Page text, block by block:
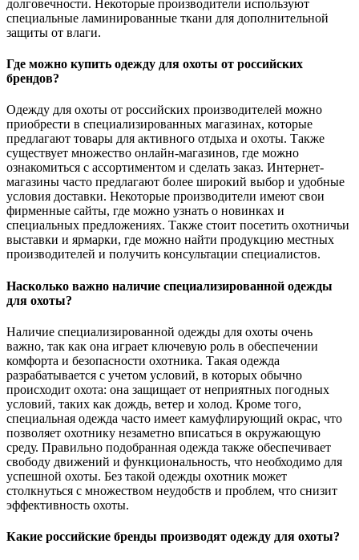
долговечности. Некоторые производители используют
специальные ламинированные ткани для дополнительной
защиты от влаги.
Где можно купить одежду для охоты от российских
брендов?
Одежду для охоты от российских производителей можно
приобрести в специализированных магазинах, которые
предлагают товары для активного отдыха и охоты. Также
существует множество онлайн-магазинов, где можно
ознакомиться с ассортиментом и сделать заказ. Интернет-
магазины часто предлагают более широкий выбор и удобные
условия доставки. Некоторые производители имеют свои
фирменные сайты, где можно узнать о новинках и
специальных предложениях. Также стоит посетить охотничьи
выставки и ярмарки, где можно найти продукцию местных
производителей и получить консультации специалистов.
Насколько важно наличие специализированной одежды
для охоты?
Наличие специализированной одежды для охоты очень
важно, так как она играет ключевую роль в обеспечении
комфорта и безопасности охотника. Такая одежда
разрабатывается с учетом условий, в которых обычно
происходит охота: она защищает от неприятных погодных
условий, таких как дождь, ветер и холод. Кроме того,
специальная одежда часто имеет камуфлирующий окрас, что
позволяет охотнику незаметно вписаться в окружающую
среду. Правильно подобранная одежда также обеспечивает
свободу движений и функциональность, что необходимо для
успешной охоты. Без такой одежды охотник может
столкнуться с множеством неудобств и проблем, что снизит
эффективность охоты.
Какие российские бренды производят одежду для охоты?